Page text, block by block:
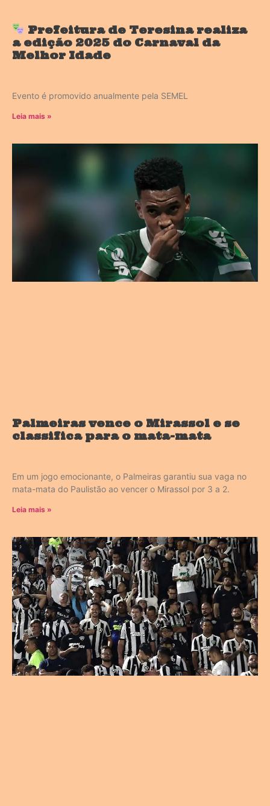
Prefeitura de Teresina realiza
a edição 2025 do Carnaval da
Melhor Idade
Evento é promovido anualmente pela SEMEL
Leia mais »
Palmeiras vence o Mirassol e se
classifica para o mata-mata
Em um jogo emocionante, o Palmeiras garantiu sua vaga no
mata-mata do Paulistão ao vencer o Mirassol por 3 a 2.
Leia mais »